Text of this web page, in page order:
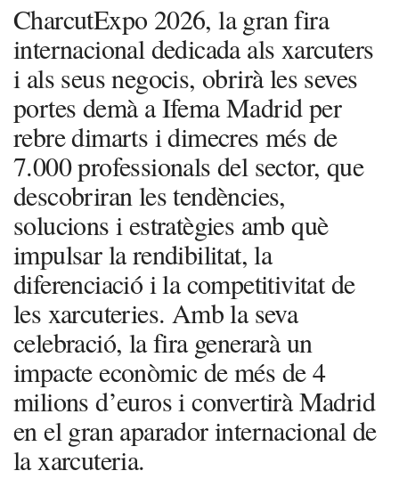
CharcutExpo 2026, la gran fira
internacional dedicada als xarcuters
i als seus negocis, obrirà les seves
portes demà a Ifema Madrid per
rebre dimarts i dimecres més de
7.000 professionals del sector, que
descobriran les tendències,
solucions i estratègies amb què
impulsar la rendibilitat, la
diferenciació i la competitivitat de
les xarcuteries. Amb la seva
celebració, la fira generarà un
impacte econòmic de més de 4
milions d’euros i convertirà Madrid
en el gran aparador internacional de
la xarcuteria.